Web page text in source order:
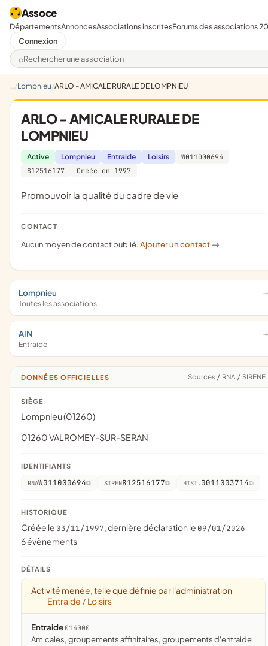
Assoce
Rechercher une association
DépartementsAnnoncesAssociations inscritesForums des associations
Connexion
Lompnieu ARLO - AMICALE RURALE DE LOMPNIEU
ARLO - AMICALE RURALE DE
LOMPNIEU
Active Lompnieu Entraide Loisirs
W011000694
812516177
Créée en 1997
promouvoir la qualité du cadre de vie
CONTACT
Aucun moyen de contact publié.Ajouter un contact ->
Lompnieu
Toutes les associations
AIN
Entraide
DONNÉES OFFICIELLES Sources / RNA / SIRENE
SIÈGE
Lompnieu (01260)
01260 VALROMEY-SUR-SERAN
IDENTIFIANTS
RNAW011000694 SIREN812516177 HIST. 0011003714
HISTORIQUE
Créée le 03/11/1997, dernière déclaration le 09/01/2026
6 évènements
DÉTAILS
Activité menée, telle que définie par l'administration
Entraide / Loisirs
Entraide 014000
amicales, groupements affinitaires, groupements d'entraide